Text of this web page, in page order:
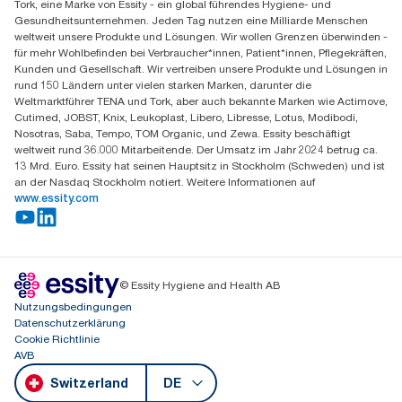
Essity Switzerland AG
Parkstraße 1b
6214 Schenkon
Mo-Do 8:00-16:30 | Fr 8:00-15:00
GLN: 7609999000928
Tork, eine Marke von Essity - ein global führendes Hygiene- und
Gesundheitsunternehmen. Jeden Tag nutzen eine Milliarde Menschen
weltweit unsere Produkte und Lösungen. Wir wollen Grenzen überwinden -
für mehr Wohlbefinden bei Verbraucher*innen, Patient*innen, Pflegekräften,
Kunden und Gesellschaft. Wir vertreiben unsere Produkte und Lösungen in
rund 150 Ländern unter vielen starken Marken, darunter die
Weltmarktführer TENA und Tork, aber auch bekannte Marken wie Actimove,
Cutimed, JOBST, Knix, Leukoplast, Libero, Libresse, Lotus, Modibodi,
Nosotras, Saba, Tempo, TOM Organic, und Zewa. Essity beschäftigt
weltweit rund 36.000 Mitarbeitende. Der Umsatz im Jahr 2024 betrug ca.
13 Mrd. Euro. Essity hat seinen Hauptsitz in Stockholm (Schweden) und ist
an der Nasdaq Stockholm notiert. Weitere Informationen auf
www.essity.com
© Essity Hygiene and Health AB
Nutzungsbedingungen
Datenschutzerklärung
Cookie Richtlinie
AVB
Switzerland DE